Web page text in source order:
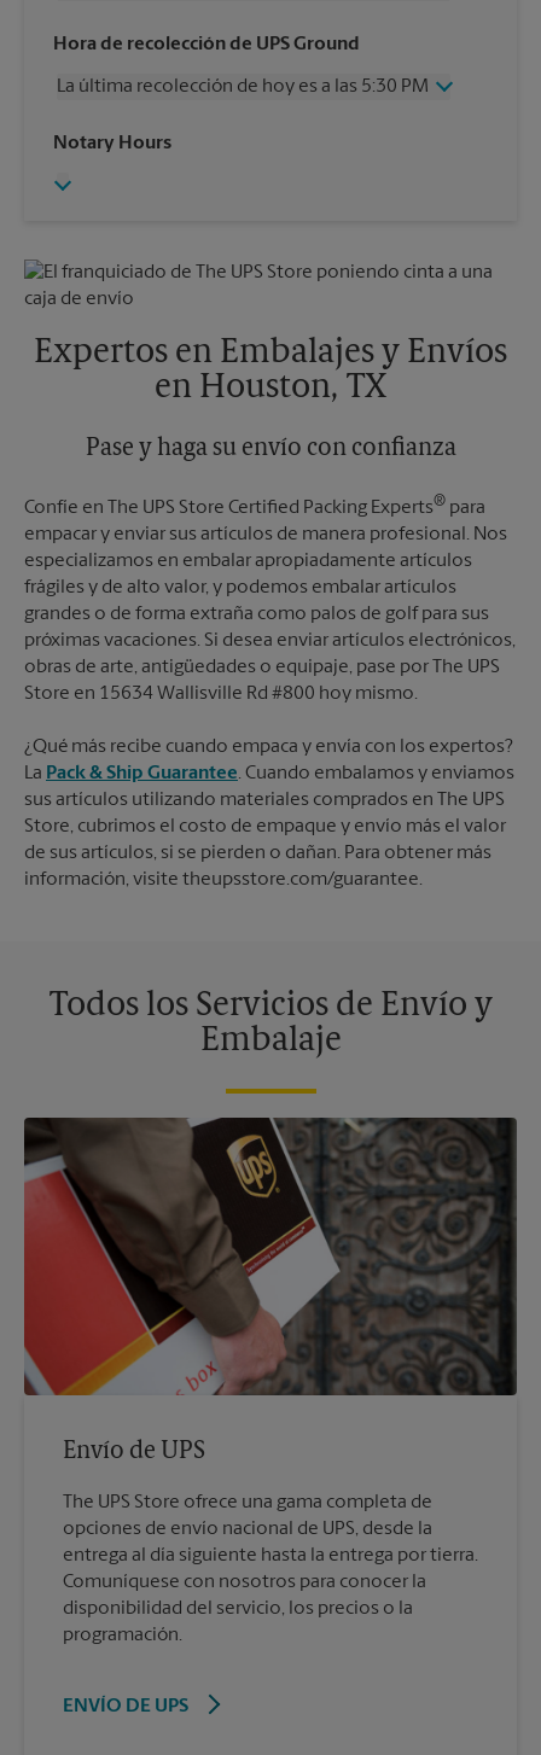
Miércoles
5:30 PM
Viernes
5:30 PM
Domingo
Hora de recolección de UPS Ground
La última recolección de hoy es a las 5:30 PM
Miércoles
Viernes
Lunes
5:30 PM
Martes
Notary Hours
Expertos en Embalajes y Envíos
en Houston, TX
Pase y haga su envío con confianza
Confíe en The UPS Store Certified Packing Experts® para
empacar y enviar sus artículos de manera profesional. Nos
especializamos en embalar apropiadamente artículos
frágiles y de alto valor, y podemos embalar artículos
grandes o de forma extraña como palos de golf para sus
próximas vacaciones. Si desea enviar artículos electrónicos,
obras de arte, antigüedades o equipaje, pase por The UPS
Store en 15634 Wallisville Rd #800 hoy mismo.
¿Qué más recibe cuando empaca y envía con los expertos?
La Pack & Ship Guarantee. Cuando embalamos y enviamos
sus artículos utilizando materiales comprados en The UPS
Store, cubrimos el costo de empaque y envío más el valor
de sus artículos, si se pierden o dañan. Para obtener más
información, visite theupsstore.com/guarantee.
Todos los Servicios de Envío y
Embalaje
Envío de UPS
The UPS Store ofrece una gama completa de
opciones de envío nacional de UPS, desde la
entrega al día siguiente hasta la entrega por tierra.
Comuníquese con nosotros para conocer la
disponibilidad del servicio, los precios o la
programación.
ENVÍO DE UPS